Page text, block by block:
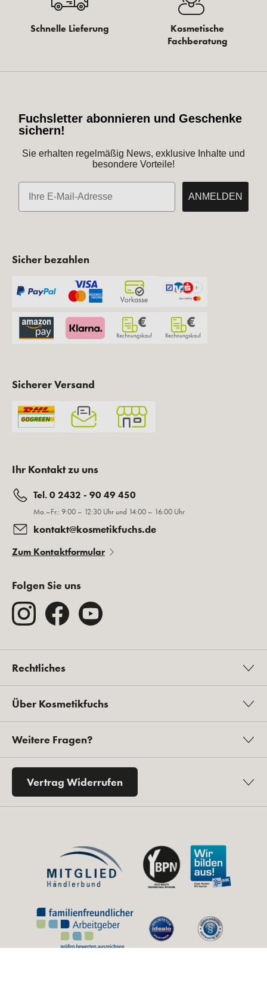
Schnelle Lieferung
Kosmetische
Fachberatung
Fuchsletter abonnieren und Geschenke
sichern!
Sie erhalten regelmäßig News, exklusive Inhalte und
besondere Vorteile!
E-Mail
ANMELDEN
Sicher bezahlen
Sicherer Versand
Ihr Kontakt zu uns
Tel. 0 2432 - 90 49 450
Mo.–Fr.: 9:00 – 12:30 Uhr und 14:00 – 16:00 Uhr
kontakt@kosmetikfuchs.de
Zum Kontaktformular
Folgen Sie uns
Rechtliches
Über Kosmetikfuchs
Weitere Fragen?
Vertrag Widerrufen